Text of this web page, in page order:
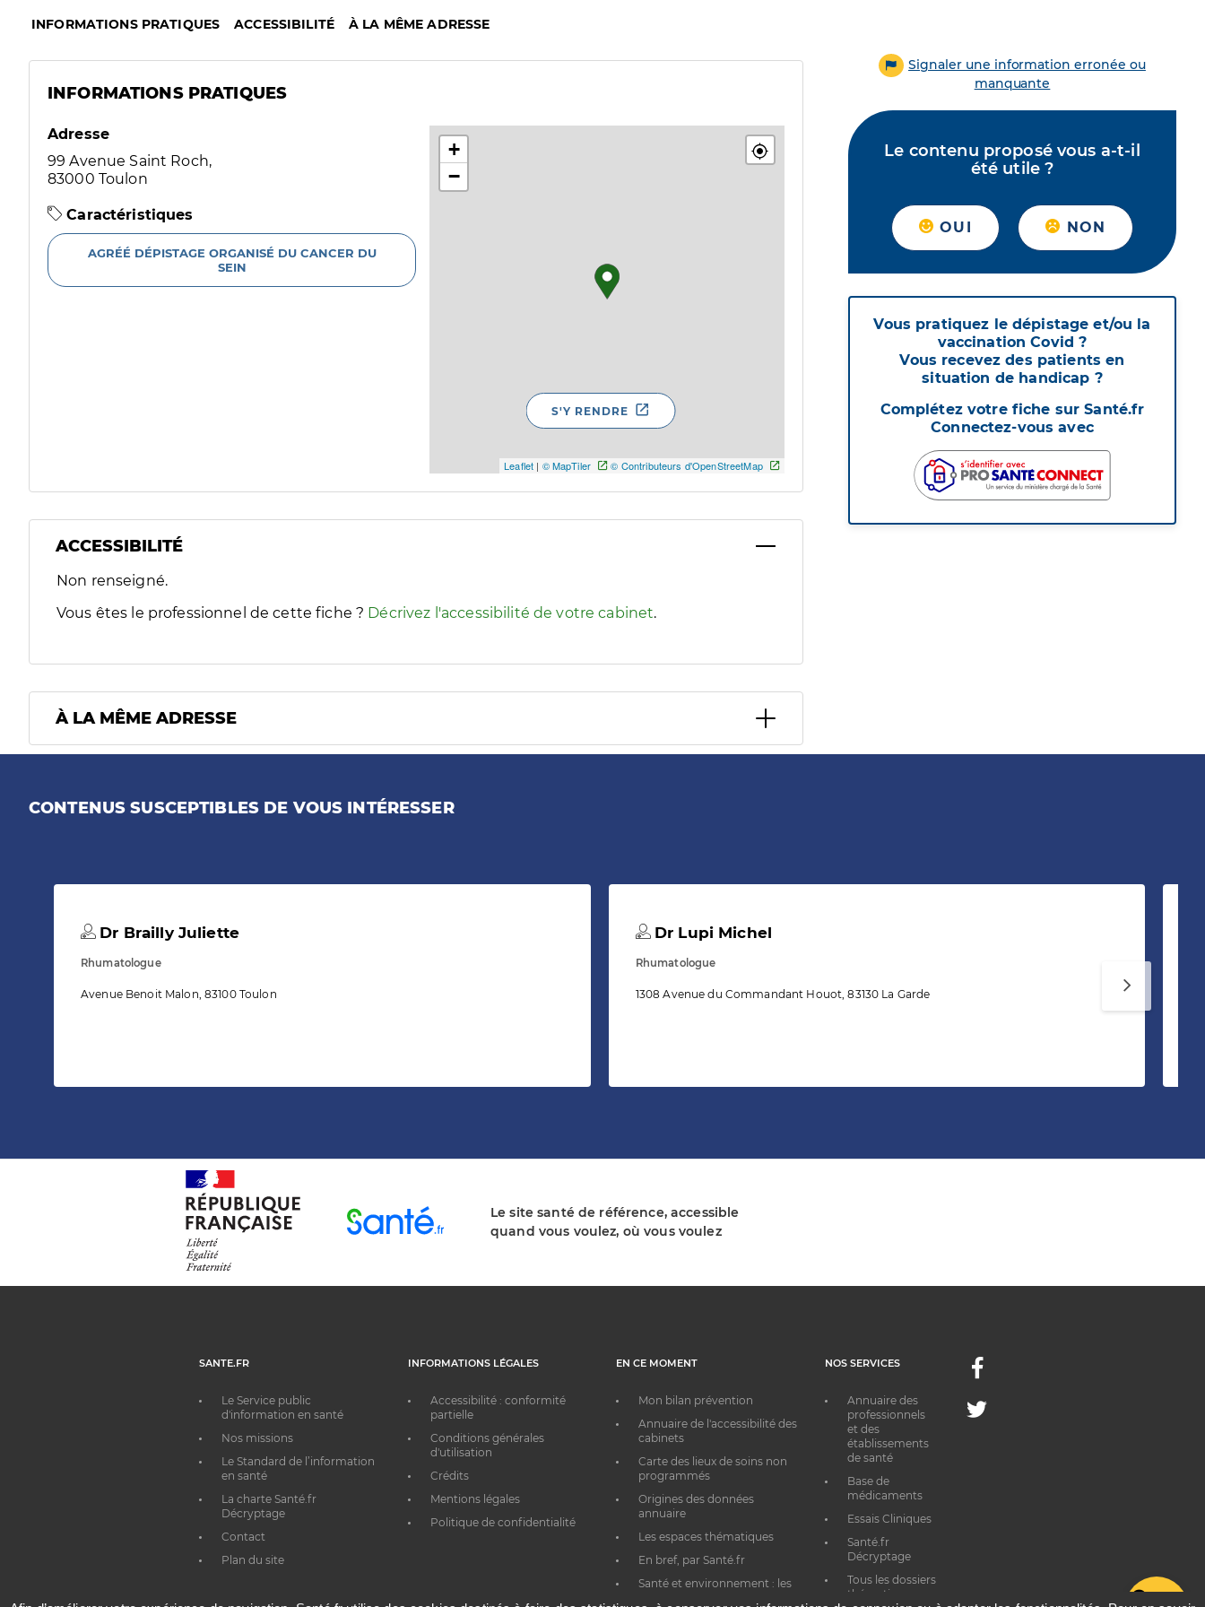
INFORMATIONS PRATIQUES ACCESSIBILITÉ À LA MÊME ADRESSE
INFORMATIONS PRATIQUES
Adresse
99 Avenue Saint Roch,
83000 Toulon
Caractéristiques
AGRÉÉ DÉPISTAGE ORGANISÉ DU CANCER DU
SEIN
+
−
Leaflet | © MapTiler © Contributeurs d'OpenStreetMap
S'Y RENDRE
ACCESSIBILITÉ
Filtres
Sélectionnez un ou plusieurs handicaps/besoins spécifiques pour afficher les informations d'accessibilité associées
Non renseigné.
Vous êtes le professionnel de cette fiche ? Décrivez l'accessibilité de votre cabinet.
À LA MÊME ADRESSE
Signaler une information erronée ou
manquante
Le contenu proposé vous a-t-il
été utile ?
OUI NON
Vous pratiquez le dépistage et/ou la
vaccination Covid ?
Vous recevez des patients en
situation de handicap ?
Complétez votre fiche sur Santé.fr
Connectez-vous avec
CONTENUS SUSCEPTIBLES DE VOUS INTÉRESSER
Dr Brailly Juliette
Rhumatologue
Avenue Benoit Malon, 83100 Toulon
Dr Lupi Michel
Rhumatologue
1308 Avenue du Commandant Houot, 83130 La Garde
Le site santé de référence, accessible
quand vous voulez, où vous voulez
SANTE.FR
Le Service public
d'information en santé
Nos missions
Le Standard de l’information
en santé
La charte Santé.fr
Décryptage
Contact
Plan du site
INFORMATIONS LÉGALES
Accessibilité : conformité
partielle
Conditions générales
d'utilisation
Crédits
Mentions légales
Politique de confidentialité
EN CE MOMENT
Mon bilan prévention
Annuaire de l'accessibilité des
cabinets
Carte des lieux de soins non
programmés
Origines des données
annuaire
Les espaces thématiques
En bref, par Santé.fr
Santé et environnement : les
NOS SERVICES
Annuaire des
professionnels
et des
établissements
de santé
Base de
médicaments
Essais Cliniques
Santé.fr
Décryptage
Tous les dossiers
thématiques
Facebook
Twitter